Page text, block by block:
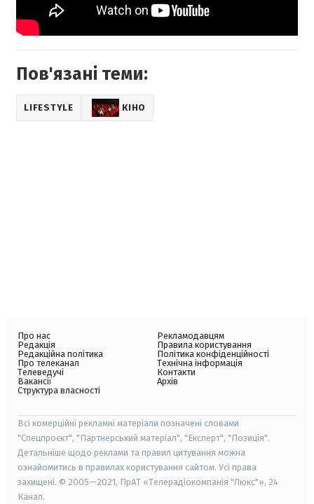
Пов'язані теми:
LIFESTYLE КІНО
Про нас
Редакція
Редакційна політика
Про телеканал
Телеведучі
Вакансії
Структура власності
Рекламодавцям
Правила користування
Політика конфіденційності
Технічна інформація
Контакти
Архів
Всі комерційні рекламні матеріали позначені словами
"Спецпроєкт", "Партнерський матеріал", "Експерт", "Позиція".
Детальніше щодо реклами та правил цитування можна
ознайомитись в правилах користування сайтом. Усі права
захищені. © 2005—2021, ПрАТ «Телерадіокомпанія "Люкс"», 24
Канал.